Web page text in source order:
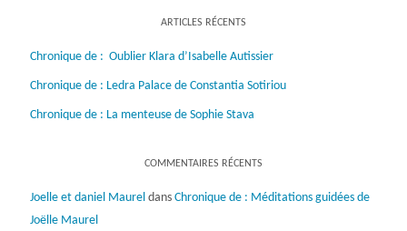
ARTICLES RÉCENTS
Chronique de : Oublier Klara d’Isabelle Autissier
Chronique de : Ledra Palace de Constantia Sotiriou
Chronique de : La menteuse de Sophie Stava
COMMENTAIRES RÉCENTS
Joelle et daniel Maurel dans Chronique de : Méditations guidées de
Joëlle Maurel